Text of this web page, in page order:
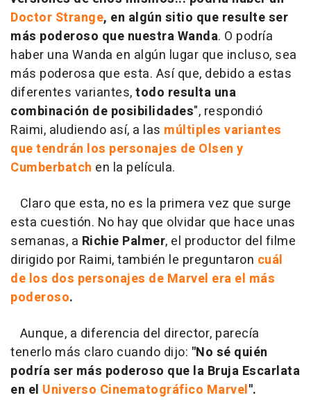
Doctor Strange, en algún sitio que resulte ser
más poderoso que nuestra Wanda. O podría
haber una Wanda en algún lugar que incluso, sea
más poderosa que esta. Así que, debido a estas
diferentes variantes,todo resulta una
combinación de posibilidades", respondió
Raimi, aludiendo así, a las múltiples variantes
que tendrán los personajes de Olsen y
Cumberbatch en la película.
Claro que esta, no es la primera vez que surge
esta cuestión. No hay que olvidar que hace unas
semanas, a Richie Palmer, el productor del filme
dirigido por Raimi, también le preguntaron cuál
de los dos personajes de Marvel era el más
poderoso.
Aunque, a diferencia del director, parecía
tenerlo más claro cuando dijo: "No sé quién
podría ser más poderoso que la Bruja Escarlata
en el Universo Cinematográfico Marvel".